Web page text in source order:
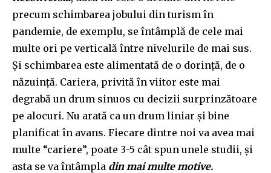
precum schimbarea jobului din turism în
pandemie, de exemplu, se întâmplă de cele mai
multe ori pe verticală între nivelurile de mai sus.
Și schimbarea este alimentată de o dorință, de o
năzuință. Cariera, privită în viitor este mai
degrabă un drum sinuos cu decizii surprinzătoare
pe alocuri. Nu arată ca un drum liniar și bine
planificat în avans. Fiecare dintre noi va avea mai
multe “cariere”, poate 3-5 cât spun unele studii, și
asta se va întâmpla din mai multe motive.